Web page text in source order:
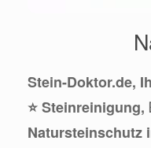
Stein-Doktor.de,
⭐
Natursteinschutz